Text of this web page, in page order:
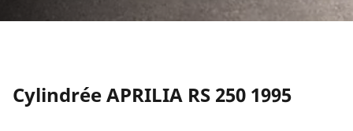
Cylindrée APRILIA RS 250 1995